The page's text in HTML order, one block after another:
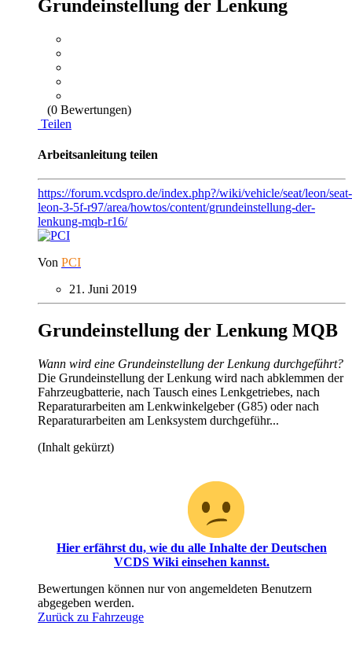
Grundeinstellung der Lenkung
(0 Bewertungen)
Teilen
Arbeitsanleitung teilen
https://forum.vcdspro.de/index.php?/wiki/vehicle/seat/leon/seat-
leon-3-5f-r97/area/howtos/content/grundeinstellung-der-
lenkung-mqb-r16/
Von PCI
21. Juni 2019
Grundeinstellung der Lenkung MQB
Wann wird eine Grundeinstellung der Lenkung durchgeführt?
Die Grundeinstellung der Lenkung wird nach abklemmen der
Fahrzeugbatterie, nach Tausch eines Lenkgetriebes, nach
Reparaturarbeiten am Lenkwinkelgeber (G85) oder nach
Reparaturarbeiten am Lenksystem durchgeführ...
(Inhalt gekürzt)
Hier erfährst du, wie du alle Inhalte der Deutschen
VCDS Wiki einsehen kannst.
Bewertungen können nur von angemeldeten Benutzern
abgegeben werden.
Zurück zu Fahrzeuge